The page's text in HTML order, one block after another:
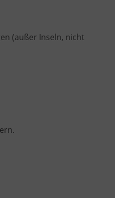
(außer Inseln, nicht